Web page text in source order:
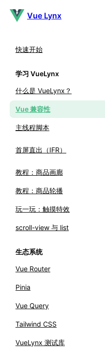
Vue Lynx
快速开始
学习 VueLynx
什么是 VueLynx？
Vue 兼容性
主线程脚本
首屏直出（IFR）
教程：商品画廊
教程：商品轮播
玩一玩：触摸特效
scroll-view 与 list
生态系统
Vue Router
Pinia
Vue Query
Tailwind CSS
VueLynx 测试库